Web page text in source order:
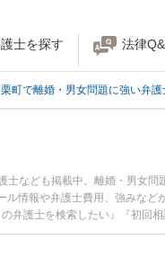
士を探す 法律
町で離婚・男女問題に強い弁護
なども掲載中。離婚・男女
情報や弁護士費用、強みなど
弁護士を検索したい』『初回